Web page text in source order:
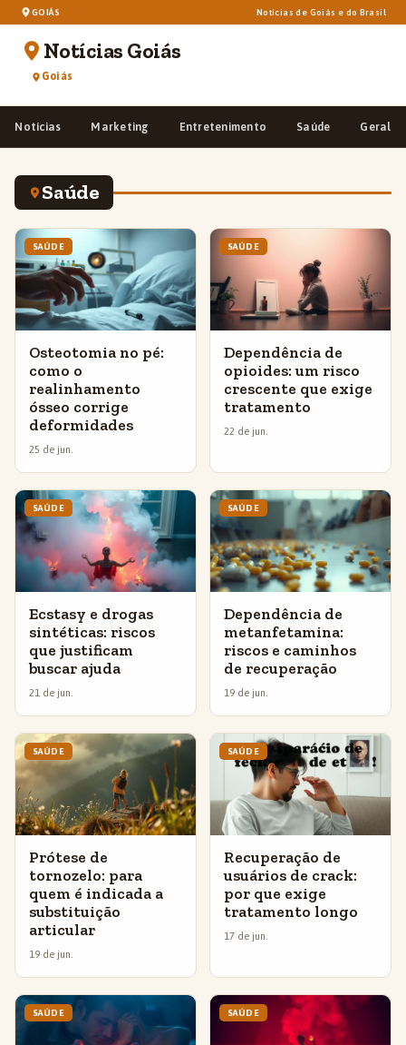
GOIÁS Notícias de Goiás e do Brasil
Notícias Goiás
Goiás
Notícias Marketing Entretenimento Saúde Geral
Saúde
SAÚDE
Osteotomia no pé:
como o
realinhamento
ósseo corrige
deformidades
25 de jun.
SAÚDE
Dependência de
opioides: um risco
crescente que exige
tratamento
22 de jun.
SAÚDE
Ecstasy e drogas
sintéticas: riscos
que justificam
buscar ajuda
21 de jun.
SAÚDE
Dependência de
metanfetamina:
riscos e caminhos
de recuperação
19 de jun.
SAÚDE
Prótese de
tornozelo: para
quem é indicada a
substituição
articular
19 de jun.
SAÚDE
Recuperação de
usuários de crack:
por que exige
tratamento longo
17 de jun.
SAÚDE SAÚDE